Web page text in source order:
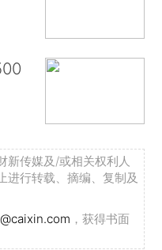
新传媒及/或相关权利人
进行转载、摘编、复制及
，获得书面